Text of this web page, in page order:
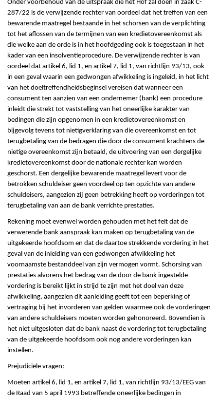
Onder voorbehoud van de uitspraak die het Hof zal doen in zaak C-
287/22 is de verwijzende rechter van oordeel dat het treffen van een
bewarende maatregel bestaande in het schorsen van de verplichting
tot het aflossen van de termijnen van een kredietovereenkomst als
die welke aan de orde is in het hoofdgeding ook is toegestaan in het
kader van een insolventieprocedure. De verwijzende rechter is van
oordeel dat artikel 6, lid 1, en artikel 7, lid 1, van richtlijn 93/13, ook
in een geval waarin een gedwongen afwikkeling is ingeleid, in het licht
van het doeltreffendheidsbeginsel vereisen dat wanneer een
consument ten aanzien van een ondernemer (bank) een procedure
inleidt die strekt tot vaststelling van het oneerlijke karakter van
bedingen die zijn opgenomen in een kredietovereenkomst en
bijgevolg tevens tot nietigverklaring van die overeenkomst en tot
terugbetaling van de bedragen die door de consument krachtens de
nietige overeenkomst zijn betaald, de uitvoering van een dergelijke
kredietovereenkomst door de nationale rechter kan worden
geschorst. Een dergelijke bewarende maatregel levert voor de
betrokken schuldeiser geen voordeel op ten opzichte van andere
schuldeisers, aangezien zij geen betrekking heeft op vorderingen tot
terugbetaling van aan de bank verrichte prestaties.
Rekening moet evenwel worden gehouden met het feit dat de
verwerende bank aanspraak kan maken op terugbetaling van de
uitgekeerde hoofdsom en dat de daartoe strekkende vordering in het
geval van de inleiding van een gedwongen afwikkeling het
voornaamste bestanddeel van zijn vermogen vormt. Schorsing van
prestaties alvorens het bedrag van de door de bank ingestelde
vordering is bereikt lijkt in strijd te zijn met het doel van deze
afwikkeling, aangezien dit aanleiding geeft tot een beperking of
vertraging bij het invorderen van gelden waarmee ook de vorderingen
van andere schuldeisers moeten worden gehonoreerd. Bovendien is
het niet uitgesloten dat de bank naast de vordering tot terugbetaling
van de uitgekeerde hoofdsom ook nog andere vorderingen kan
instellen.
Prejudiciële vragen:
Moeten artikel 6, lid 1, en artikel 7, lid 1, van richtlijn 93/13/EEG van
de Raad van 5 april 1993 betreffende oneerlijke bedingen in